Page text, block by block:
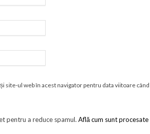
site-ul web în acest navigator pentru data viitoare
pentru a reduce spamul. Află cum sunt